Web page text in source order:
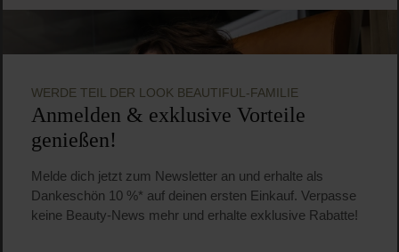
WERDE TEIL DER LOOK BEAUTIFUL-FAMILIE
Anmelden & exklusive Vorteile
genießen!
Melde dich jetzt zum Newsletter an und erhalte als
Dankeschön 10 %* auf deinen ersten Einkauf. Verpasse
keine Beauty-News mehr und erhalte exklusive Rabatte!